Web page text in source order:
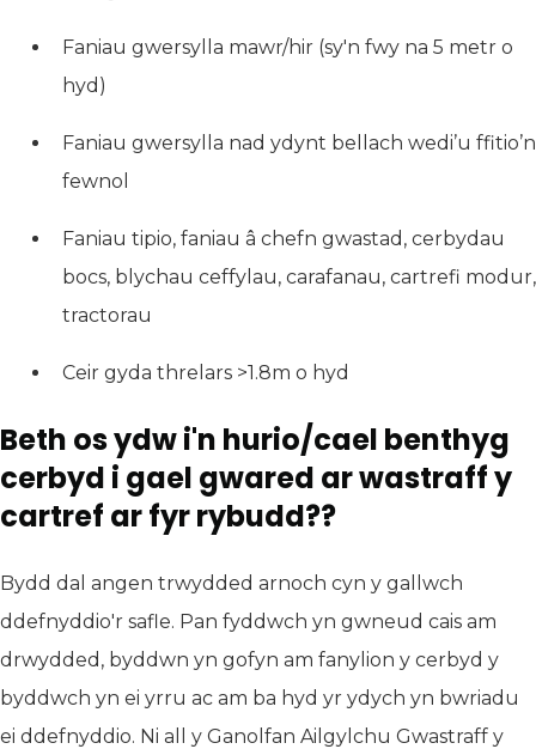
Faniau gwersylla mawr/hir (sy'n fwy na 5 metr o
hyd)
Faniau gwersylla nad ydynt bellach wedi’u ffitio’n
fewnol
Faniau tipio, faniau â chefn gwastad, cerbydau
bocs, blychau ceffylau, carafanau, cartrefi modur,
tractorau
Ceir gyda threlars >1.8m o hyd
Beth os ydw i'n hurio/cael benthyg
cerbyd i gael gwared ar wastraff y
cartref ar fyr rybudd??
Bydd dal angen trwydded arnoch cyn y gallwch
ddefnyddio'r safle. Pan fyddwch yn gwneud cais am
drwydded, byddwn yn gofyn am fanylion y cerbyd y
byddwch yn ei yrru ac am ba hyd yr ydych yn bwriadu
ei ddefnyddio. Ni all y Ganolfan Ailgylchu Gwastraff y